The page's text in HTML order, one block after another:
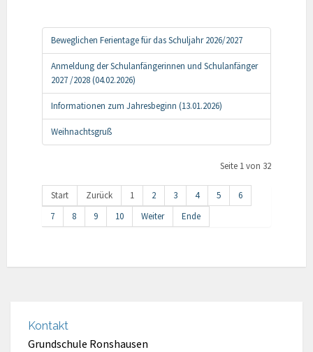
Kontakt
Grundschule Ronshausen
Beweglichen Ferientage für das Schuljahr 2026/2027
Anmeldung der Schulanfängerinnen und Schulanfänger
2027 /2028 (04.02.2026)
Informationen zum Jahresbeginn (13.01.2026)
Weihnachtsgruß
Seite 1 von 32
Start Zurück 1 2 3 4 5
6
7
8 9 10 Weiter Ende